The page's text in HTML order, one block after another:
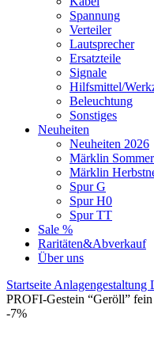
Spannung
Verteiler
Lautsprecher
Ersatzteile
Signale
Hilfsmittel/
Beleuchtung
Sonstiges
Neuheiten
Neuheiten 2026
Märklin
Märklin
Spur G
Spur H0
Spur TT
Sale %
Raritäten&Abverkauf
Über uns
Startseite Anlagengestaltung
PROFI-Gestein “Geröll”
-7%